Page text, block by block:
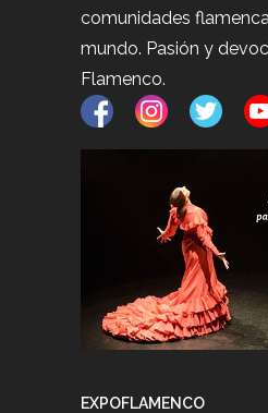
comunidades
mundo. Pasión y
Flamenco.
EXPOFLAMENCO